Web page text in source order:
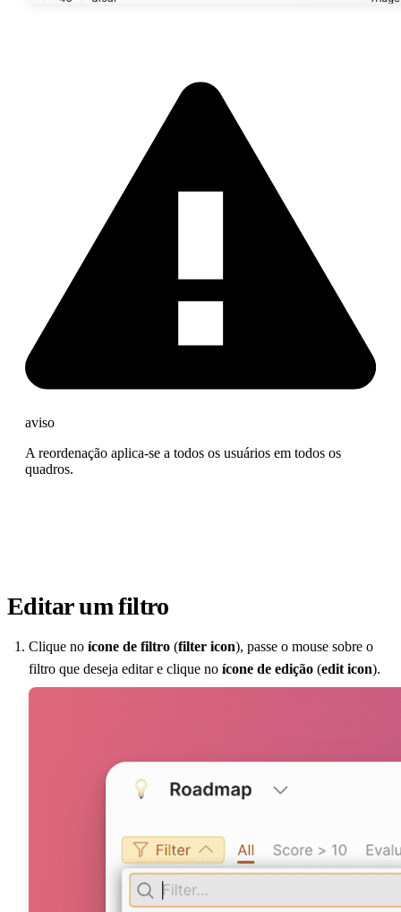
aviso
A reordenação aplica-se a todos os usuários em todos os
quadros.
Editar um filtro
Clique no ícone de filtro (filter icon), passe o mouse sobre o
filtro que deseja editar e clique no ícone de edição (edit icon).